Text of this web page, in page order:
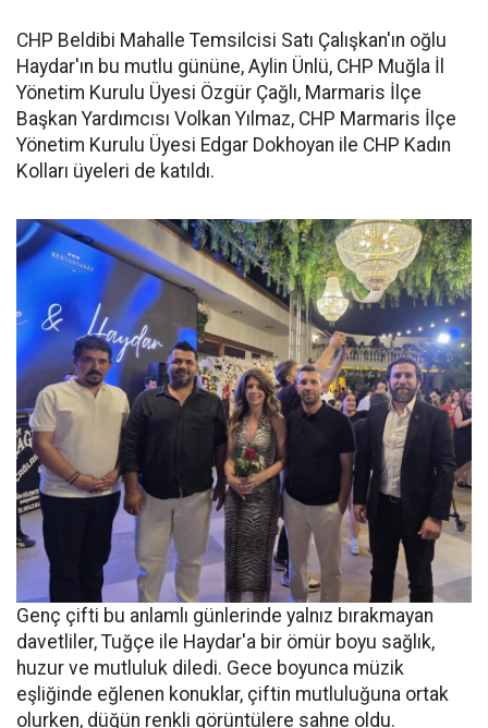
CHP Beldibi Mahalle Temsilcisi Satı Çalışkan'ın oğlu
Haydar'ın bu mutlu gününe, Aylin Ünlü, CHP Muğla İl
Yönetim Kurulu Üyesi Özgür Çağlı, Marmaris İlçe
Başkan Yardımcısı Volkan Yılmaz, CHP Marmaris İlçe
Yönetim Kurulu Üyesi Edgar Dokhoyan ile CHP Kadın
Kolları üyeleri de katıldı.
Genç çifti bu anlamlı günlerinde yalnız bırakmayan
davetliler, Tuğçe ile Haydar'a bir ömür boyu sağlık,
huzur ve mutluluk diledi. Gece boyunca müzik
eşliğinde eğlenen konuklar, çiftin mutluluğuna ortak
olurken, düğün renkli görüntülere sahne oldu.